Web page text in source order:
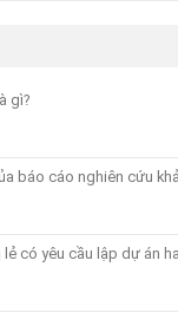
gì?
báo cáo nghiên cứu
lẻ có yêu cầu lập dự án